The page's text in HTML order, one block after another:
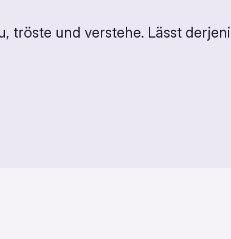
tröste und verstehe. Lässt